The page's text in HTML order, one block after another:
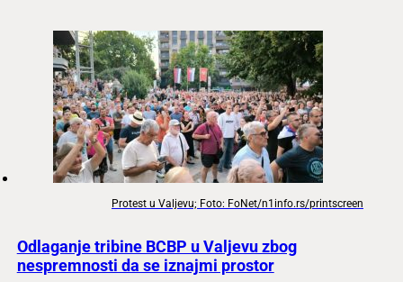
Protest u Valjevu; Foto: FoNet/n1info.rs/printscreen
Odlaganje tribine BCBP u Valjevu zbog
nespremnosti da se iznajmi prostor